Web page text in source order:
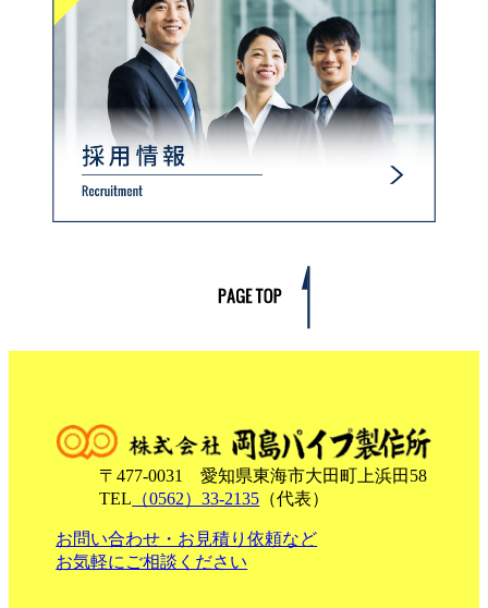
〒477-0031 愛知県東海市大田町上浜田58
TEL （0562）33-2135 （代表）
お問い合わせ・お見積り依頼など
お気軽にご相談ください